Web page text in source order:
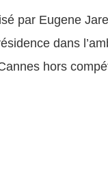
par Eugene
dans
hors